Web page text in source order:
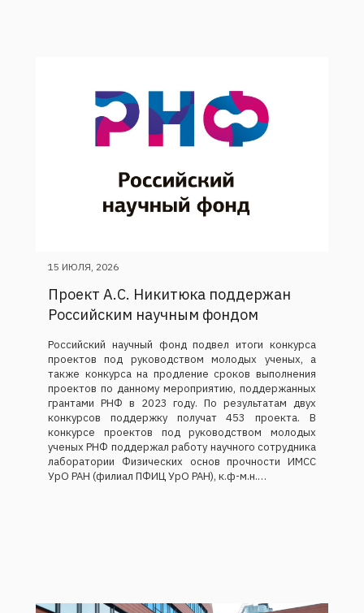
15 ИЮЛЯ, 2026
Проект А.С. Никитюка поддержан
Российским научным фондом
Российский научный фонд подвел итоги конкурса
проектов под руководством молодых ученых, а
также конкурса на продление сроков выполнения
проектов по данному мероприятию, поддержанных
грантами РНФ в 2023 году. По результатам двух
конкурсов поддержку получат 453 проекта. В
конкурсе проектов под руководством молодых
ученых РНФ поддержал работу научного сотрудника
лаборатории Физических основ прочности ИМСС
УрО РАН (филиал ПФИЦ УрО РАН), к.ф-м.н.…